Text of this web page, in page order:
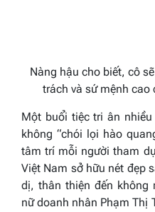
Nàng hậu cho biết, cô
trách và sứ mệnh cao
Một buổi tiệc tri ân
không “chói lọi hào
tâm trí mỗi người tham
Việt Nam sở hữu nét đẹp
dị, thân thiện đến không
nữ doanh nhân Phạm Thị